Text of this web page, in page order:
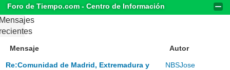
Foro de Tiempo.com - Centro de Información
Mensaje Autor
Re:Comunidad de Madrid, Extremadura y
NBSJose